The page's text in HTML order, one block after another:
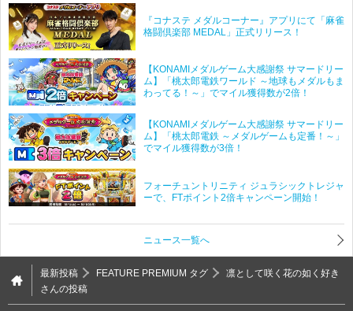
『コナステ メダルコーナー』アプリにて「麻雀
格闘倶楽部 MEDAL」正式リリース！
【KONAMIメダルゲーム大感謝祭 サマードリー
ム】「桃太郎電鉄ワールド ～地球もメダルもま
わってる！～」でマイル獲得数が2倍！
【KONAMIメダルゲーム大感謝祭 サマードリー
ム】「桃太郎電鉄 ～メダルゲームも定番！～」
でマイル獲得数が3倍！
フォーチュントリニティ ジュラシックトレジャ
ーで、FTポイント2倍キャンペーン開始！
ニュース一覧へ
最新投稿 FEATURE PREMIUM タグ
凛として咲く花の如く好き
さんの投稿